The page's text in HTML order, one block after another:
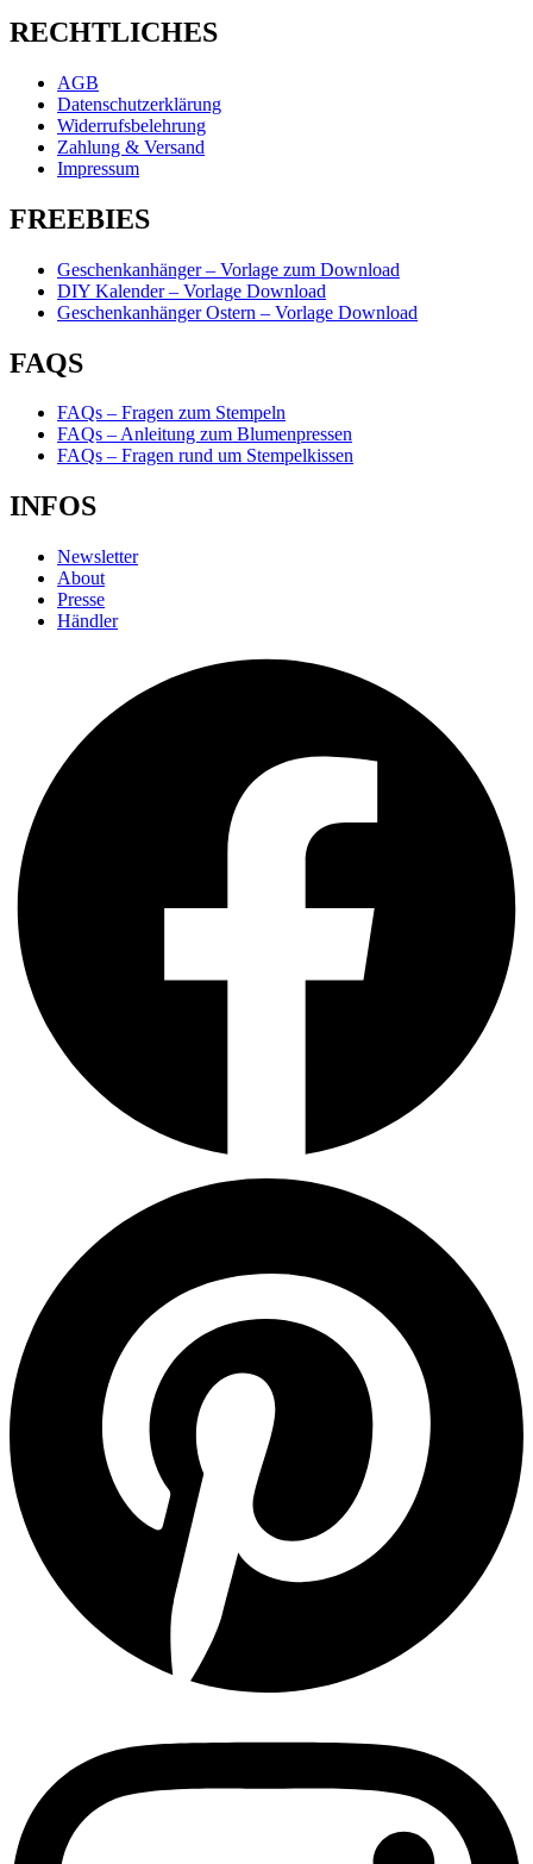
RECHTLICHES
AGB
Datenschutzerklärung
Widerrufsbelehrung
Zahlung & Versand
Impressum
FREEBIES
Geschenkanhänger – Vorlage zum Download
DIY Kalender – Vorlage Download
Geschenkanhänger Ostern – Vorlage Download
FAQS
FAQs – Fragen zum Stempeln
FAQs – Anleitung zum Blumenpressen
FAQs – Fragen rund um Stempelkissen
INFOS
Newsletter
About
Presse
Händler